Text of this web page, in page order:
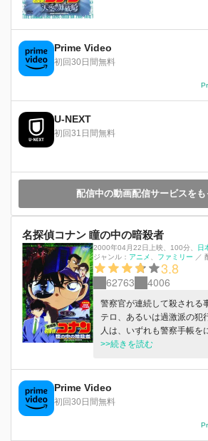
Prime Video
初回30日間無料
U-NEXT
初回31日間無料
配信中の動画配信サービスをも
名探偵コナン 瞳の中の暗殺者
2000年04月22日上映、 100分、 日
ジャンル： アニメ ファミリー ／
3.8
62763 4006
警察官が連続して殺される
テロ、あるいは過激派の犯
人は、いずれも警察手帳を
の殺人事件に偶然遭遇した
った一言は“Need not to
と) これは、警察内部で使
が警察内部にかかわること
らの情報がない中、遂に
る！ショックのあまり、記
>>続きを読む
Prime Video
初回30日間無料